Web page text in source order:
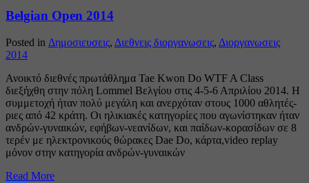
Belgian Open 2014
Posted in Δημοσιευσεις, Διεθνεις διοργανωσεις, Διοργανωσεις
2014
Ανοικτό διεθνές πρωτάθλημα Tae Kwon Do WTF A Class
διεξήχθη στην πόλη Lommel Βελγίου στις 4-5-6 Απριλίου 2014. Η
συμμετοχή ήταν πολύ μεγάλη και ανερχόταν στους 1000 αθλητές-
ριες από 42 κράτη. Οι ηλικιακές κατηγορίες που αγωνίστηκαν ήταν
ανδρών-γυναικών, εφήβων-νεανίδων, και παίδων-κορασίδων σε 8
τερέν με ηλεκτρονικούς θώρακες Dae Do, κάρτα,video replay
μόνον στην κατηγορία ανδρών-γυναικών
Read More